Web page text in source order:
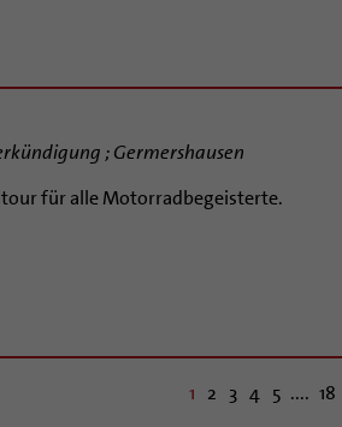
; Germershausen
für alle Motorradbegeisterte.
1 2 3 4 5 .... 18